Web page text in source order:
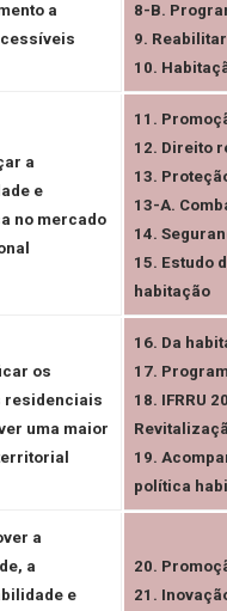
a
8-B.
9.
10.
a
e
no mercado
11.
12. Direito
13.
13-A.
14.
15. Estudo
habitação
os
residenciais
uma maior
16. Da
17.
18. IFRRU
19.
política
a
a
e
20.
21.